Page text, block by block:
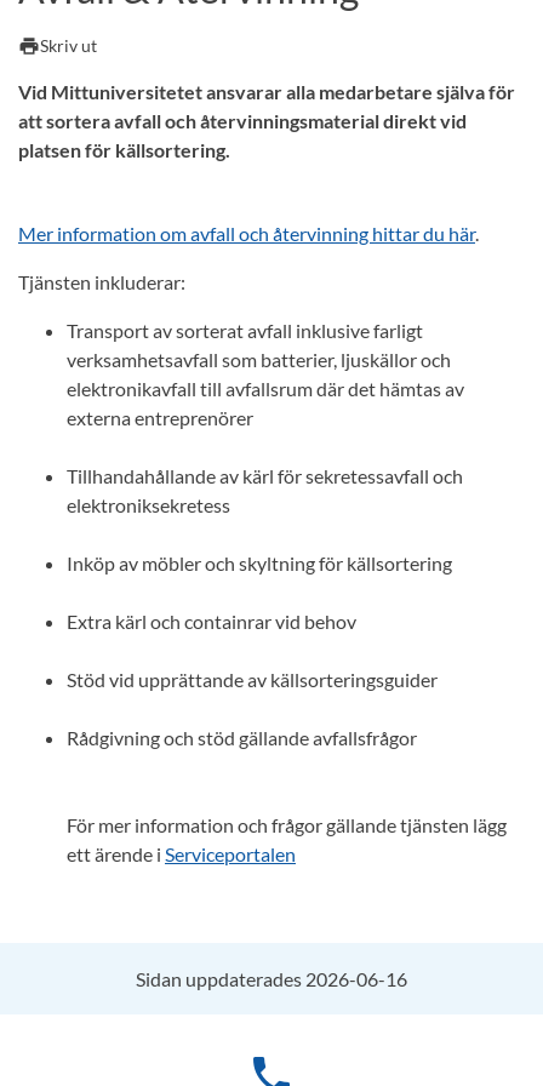
printSkriv ut
Vid Mittuniversitetet ansvarar alla medarbetare själva för
att sortera avfall och återvinningsmaterial direkt vid
platsen för källsortering.
Mer information om avfall och återvinning hittar du här.
Tjänsten inkluderar:
Transport av sorterat avfall inklusive farligt
verksamhetsavfall som batterier, ljuskällor och
elektronikavfall till avfallsrum där det hämtas av
externa entreprenörer
Tillhandahållande av kärl för sekretessavfall och
elektroniksekretess
Inköp av möbler och skyltning för källsortering
Extra kärl och containrar vid behov
Stöd vid upprättande av källsorteringsguider
Rådgivning och stöd gällande avfallsfrågor
För mer information och frågor gällande tjänsten lägg
ett ärende i Serviceportalen
Sidan uppdaterades 2026-06-16
phone